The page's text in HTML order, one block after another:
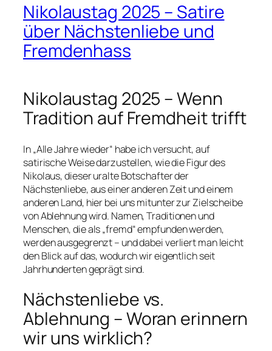
Nikolaustag 2025 – Satire
über Nächstenliebe und
Fremdenhass
Nikolaustag 2025 – Wenn
Tradition auf Fremdheit trifft
In „Alle Jahre wieder“ habe ich versucht, auf
satirische Weise darzustellen, wie die Figur des
Nikolaus, dieser uralte Botschafter der
Nächstenliebe, aus einer anderen Zeit und einem
anderen Land, hier bei uns mitunter zur Zielscheibe
von Ablehnung wird. Namen, Traditionen und
Menschen, die als „fremd“ empfunden werden,
werden ausgegrenzt – und dabei verliert man leicht
den Blick auf das, wodurch wir eigentlich seit
Jahrhunderten geprägt sind.
Nächstenliebe vs.
Ablehnung – Woran erinnern
wir uns wirklich?